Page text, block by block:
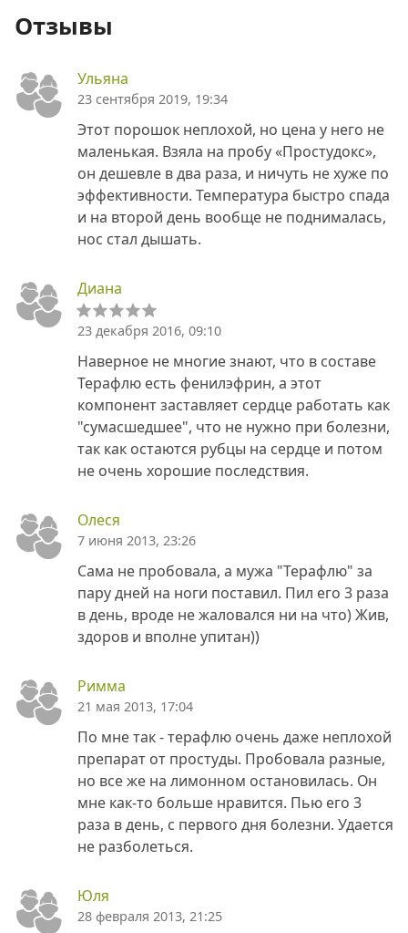
Отзывы
Ульяна
23 сентября 2019, 19:34
Этот порошок неплохой, но цена у него не
маленькая. Взяла на пробу «Простудокс»,
он дешевле в два раза, и ничуть не хуже по
эффективности. Температура быстро спада
и на второй день вообще не поднималась,
нос стал дышать.
Диана
23 декабря 2016, 09:10
Наверное не многие знают, что в составе
Терафлю есть фенилэфрин, а этот
компонент заставляет сердце работать как
"сумасшедшее", что не нужно при болезни,
так как остаются рубцы на сердце и потом
не очень хорошие последствия.
Олеся
7 июня 2013, 23:26
Сама не пробовала, а мужа "Терафлю" за
пару дней на ноги поставил. Пил его 3 раза
в день, вроде не жаловался ни на что) Жив,
здоров и вполне упитан))
Римма
21 мая 2013, 17:04
По мне так - терафлю очень даже неплохой
препарат от простуды. Пробовала разные,
но все же на лимонном остановилась. Он
мне как-то больше нравится. Пью его 3
раза в день, с первого дня болезни. Удается
не разболеться.
Юля
28 февраля 2013, 21:25